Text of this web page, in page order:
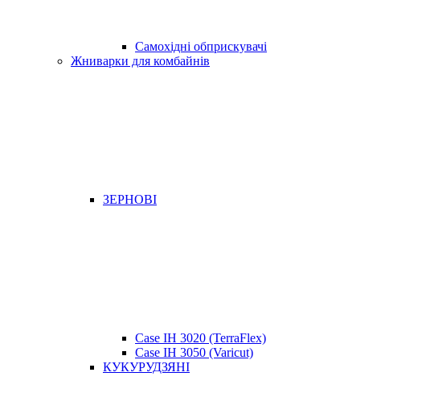
Самохідні обприскувачі
Жниварки для комбайнів
ЗЕРНОВІ
Case IH 3020 (TerraFlex)
Case IH 3050 (Varicut)
КУКУРУДЗЯНІ